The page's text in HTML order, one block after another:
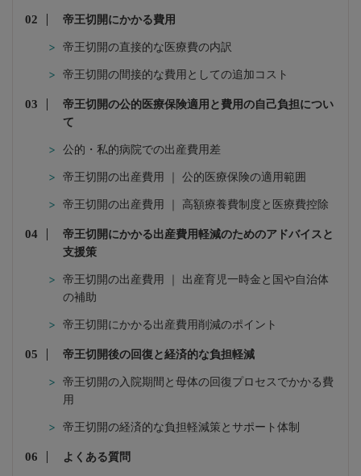
帝王切開にかかる費用
帝王切開の直接的な医療費の内訳
帝王切開の間接的な費用としての追加コスト
帝王切開の公的医療保険適用と費用の自己負担につい
て
公的・私的病院での出産費用差
帝王切開の出産費用 ｜ 公的医療保険の適用範囲
帝王切開の出産費用 ｜ 高額療養費制度と医療費控除
帝王切開にかかる出産費用軽減のためのアドバイスと
支援策
帝王切開の出産費用 ｜ 出産育児一時金と国や自治体
の補助
帝王切開にかかる出産費用削減のポイント
帝王切開後の回復と経済的な負担軽減
帝王切開の入院期間と母体の回復プロセスでかかる費
用
帝王切開の経済的な負担軽減策とサポート体制
よくある質問